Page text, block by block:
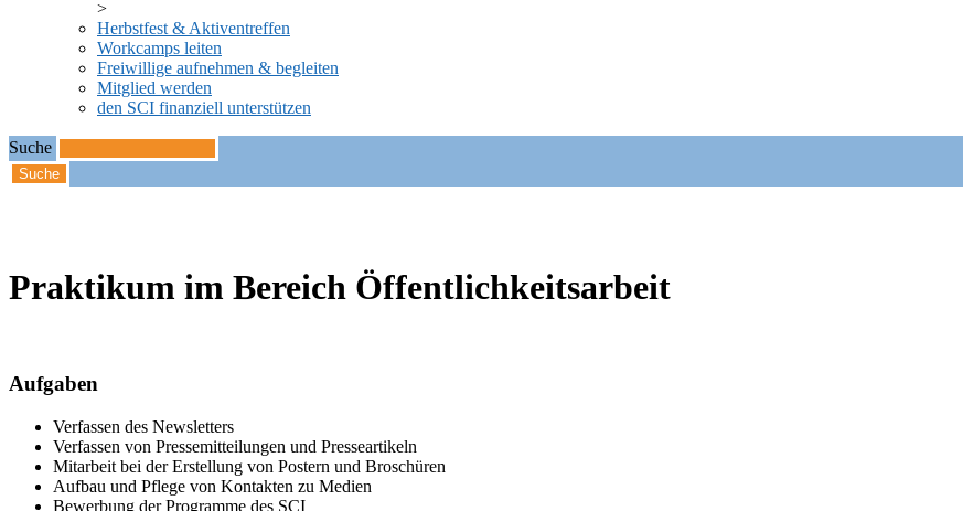
Herbstfest & Aktiventreffen
Workcamps leiten
Freiwillige aufnehmen & begleiten
Mitglied werden
den SCI finanziell unterstützen
Suche
Praktikum im Bereich Öffentlichkeitsarbeit
Aufgaben
Verfassen des Newsletters
Verfassen von Pressemitteilungen und Presseartikeln
Mitarbeit bei der Erstellung von Postern und Broschüren
Aufbau und Pflege von Kontakten zu Medien
Bewerbung der Programme des SCI